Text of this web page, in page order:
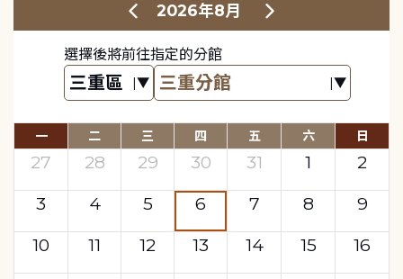
2026年8月
選擇後將前往指定的分館
一 二 三 四 五 六 日
27 28 29 30 31 1
2
3
4 5 6 7 8
9
10
11 12 13 14 15
16